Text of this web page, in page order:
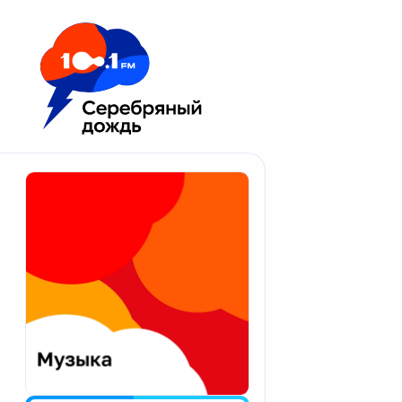
Москва 100.1 FM
Апатиты
Екатеринбург
Калининград
Калуга